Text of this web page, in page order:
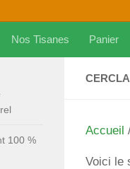
Nos Tisanes Panier
Accueil
Voici le
100 %